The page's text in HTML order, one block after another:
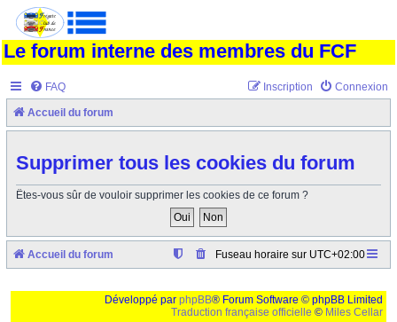
Le forum interne des membres du FCF
FAQ Connexion
Inscription
Accueil du forum
Supprimer tous les cookies du forum
Êtes-vous sûr de vouloir supprimer les cookies de ce forum ?
Accueil du forum Fuseau horaire sur UTC+02:00
Développé par phpBB® Forum Software © phpBB Limited
Traduction française officielle © Miles Cellar